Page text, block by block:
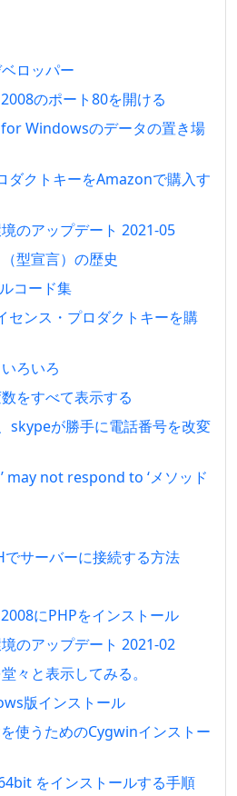
ロッパー
のポート80を開ける
Windowsのデータの置き場
ダクトキーをAmazonで購入す
のアップデート 2021-05
型宣言）の歴史
コード集
センス・プロダクトキーを購
ろいろ
をすべて表示する
skypeが勝手に電話番号を改変
may not respond to ‘メソッド
サーバーに接続する方法
にPHPをインストール
のアップデート 2021-02
々と表示してみる。
版インストール
使うためのCygwinインストー
をインストールする手順